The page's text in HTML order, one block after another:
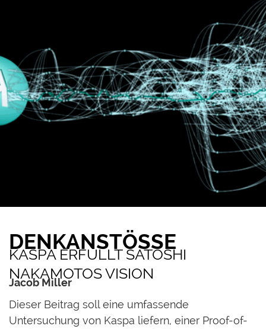
DENKANSTÖSSE
KASPA ERFÜLLT SATOSHI
NAKAMOTOS VISION
Jacob Miller
Dieser Beitrag soll eine umfassende
Untersuchung von Kaspa liefern, einer Proof-of-